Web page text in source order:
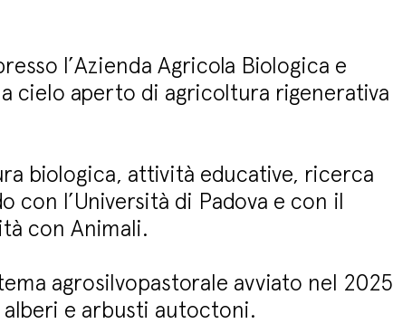
l’Azienda Agricola Biologica e
cielo aperto di agricoltura rigenerativa
biologica, attività educative, ricerca
con l’Università di Padova e con il
con Animali.
agrosilvopastorale avviato nel 2025
e arbusti autoctoni.